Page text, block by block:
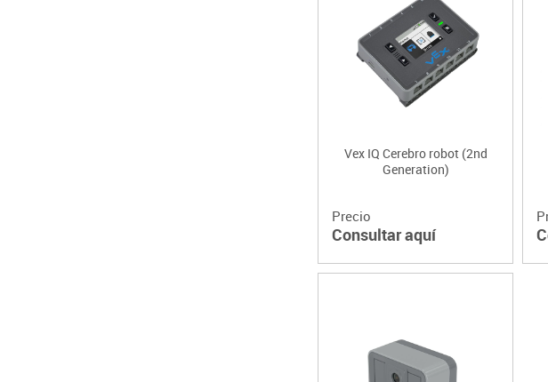
Vex IQ Cerebro robot (2nd
Generation)
Precio
Consultar aquí